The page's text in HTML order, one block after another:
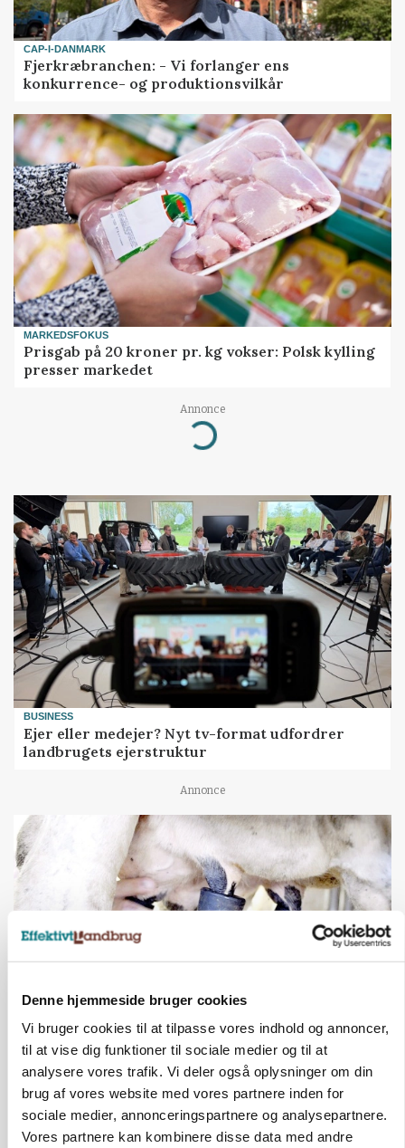
Denne hjemmeside bruger cookies
Vi bruger cookies til at tilpasse vores indhold og annoncer,
til at vise dig funktioner til sociale medier og til at
analysere vores trafik. Vi deler også oplysninger om din
brug af vores website med vores partnere inden for
sociale medier, annonceringspartnere og analysepartnere.
Vores partnere kan kombinere disse data med andre
CAP-I-DANMARK
Fjerkræbranchen: - Vi forlanger ens
konkurrence- og produktionsvilkår
MARKEDSFOKUS
Prisgab på 20 kroner pr. kg vokser: Polsk kylling
presser markedet
Annonce
Loading...
BUSINESS
Ejer eller medejer? Nyt tv-format udfordrer
landbrugets ejerstruktur
Annonce
MARKED
Russisk mælkepris dykker 23 procent
Annonce
BUSINESS